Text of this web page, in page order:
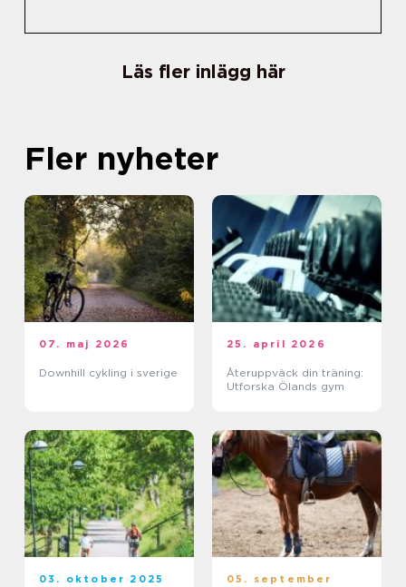
Läs fler inlägg här
Fler nyheter
07. maj 2026
Downhill cykling i sverige
25. april 2026
Återuppväck din träning:
Utforska Ölands gym
03. oktober 2025
05. september